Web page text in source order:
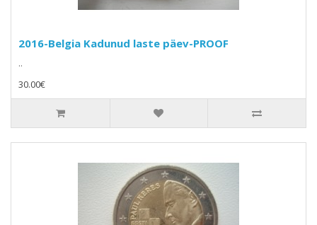
2016-Belgia Kadunud laste päev-PROOF
..
30.00€